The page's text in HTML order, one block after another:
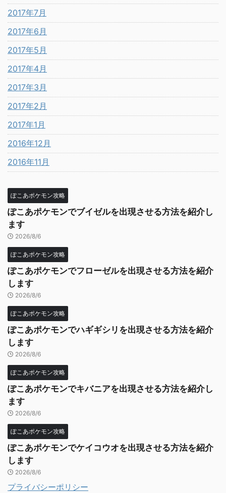
2017年7月
2017年6月
2017年5月
2017年4月
2017年3月
2017年2月
2017年1月
2016年12月
2016年11月
ぽこあポケモン攻略
ぽこあポケモンでブイゼルを出現させる方法を紹介し
ます
2026/8/6
ぽこあポケモン攻略
ぽこあポケモンでフローゼルを出現させる方法を紹介
します
2026/8/6
ぽこあポケモン攻略
ぽこあポケモンでハギギシリを出現させる方法を紹介
します
2026/8/6
ぽこあポケモン攻略
ぽこあポケモンでキバニアを出現させる方法を紹介し
ます
2026/8/6
ぽこあポケモン攻略
ぽこあポケモンでケイコウオを出現させる方法を紹介
します
2026/8/6
プライバシーポリシー